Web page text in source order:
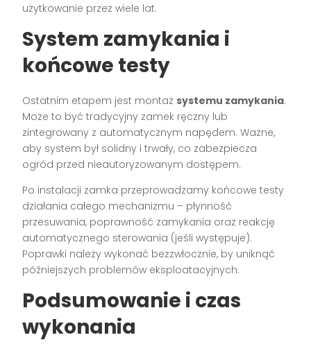
użytkowanie przez wiele lat.
System zamykania i
końcowe testy
Ostatnim etapem jest montaż systemu zamykania.
Może to być tradycyjny zamek ręczny lub
zintegrowany z automatycznym napędem. Ważne,
aby system był solidny i trwały, co zabezpiecza
ogród przed nieautoryzowanym dostępem.
Po instalacji zamka przeprowadzamy końcowe testy
działania całego mechanizmu – płynność
przesuwania, poprawność zamykania oraz reakcję
automatycznego sterowania (jeśli występuje).
Poprawki należy wykonać bezzwłocznie, by uniknąć
późniejszych problemów eksploatacyjnych.
Podsumowanie i czas
wykonania